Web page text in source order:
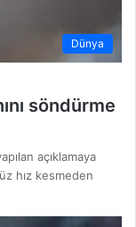
Dünya
söndürme
açıklamaya
hız kesmeden